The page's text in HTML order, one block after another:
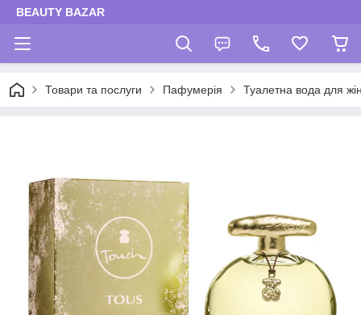
BEAUTY BAZAR
Товари та послуги Пафумерія Туалетна вода для